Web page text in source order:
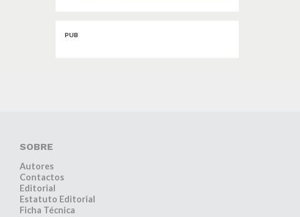
PUB
SOBRE
Autores
Contactos
Editorial
Estatuto Editorial
Ficha Técnica